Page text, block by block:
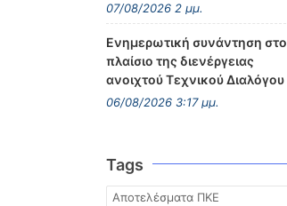
07/08/2026 2 μμ.
Ενημερωτική συνάντηση στο
πλαίσιο της διενέργειας
ανοιχτού Τεχνικού Διαλόγου
06/08/2026 3:17 μμ.
Tags
Αποτελέσματα ΠΚΕ